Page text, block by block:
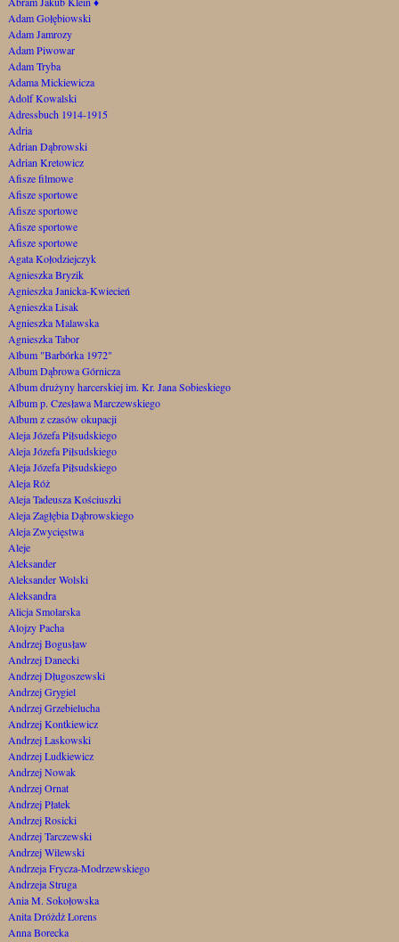
Adam Gołębiowski
Adam Jamrozy
Adam Piwowar
Adam Tryba
Adama Mickiewicza
Adolf Kowalski
Adressbuch 1914-1915
Adria
Adrian Dąbrowski
Adrian Kretowicz
Afisze filmowe
Afisze sportowe
Afisze sportowe
Afisze sportowe
Afisze sportowe
Agata Kołodziejczyk
Agnieszka Bryzik
Agnieszka Janicka-Kwiecień
Agnieszka Lisak
Agnieszka Malawska
Agnieszka Tabor
Album "Barbórka 1972"
Album Dąbrowa Górnicza
Album drużyny harcerskiej im. Kr. Jana Sobieskiego
Album p. Czesława Marczewskiego
Album z czasów okupacji
Aleja Józefa Piłsudskiego
Aleja Józefa Piłsudskiego
Aleja Józefa Piłsudskiego
Aleja Róż
Aleja Tadeusza Kościuszki
Aleja Zagłębia Dąbrowskiego
Aleja Zwycięstwa
Aleje
Aleksander
Aleksander Wolski
Aleksandra
Alicja Smolarska
Alojzy Pacha
Andrzej Bogusław
Andrzej Danecki
Andrzej Długoszewski
Andrzej Grygiel
Andrzej Grzebielucha
Andrzej Kontkiewicz
Andrzej Laskowski
Andrzej Ludkiewicz
Andrzej Nowak
Andrzej Ornat
Andrzej Płatek
Andrzej Rosicki
Andrzej Tarczewski
Andrzej Wilewski
Andrzeja Frycza-Modrzewskiego
Andrzeja Struga
Ania M. Sokołowska
Anita Dróżdż Lorens
Anna Borecka